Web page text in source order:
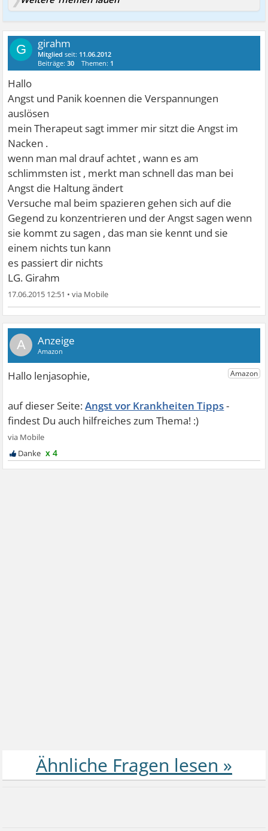
G girahm
Mitglied seit: 11.06.2012
Beiträge:30 Themen: 1
Hallo
Angst und Panik koennen die Verspannungen
auslösen
mein Therapeut sagt immer mir sitzt die Angst im
Nacken .
wenn man mal drauf achtet , wann es am
schlimmsten ist , merkt man schnell das man bei
Angst die Haltung ändert
Versuche mal beim spazieren gehen sich auf die
Gegend zu konzentrieren und der Angst sagen wenn
sie kommt zu sagen , das man sie kennt und sie
einem nichts tun kann
es passiert dir nichts
LG. Girahm
17.06.2015 12:51 •
A
Angst vor Krankheiten Tipps
x 4